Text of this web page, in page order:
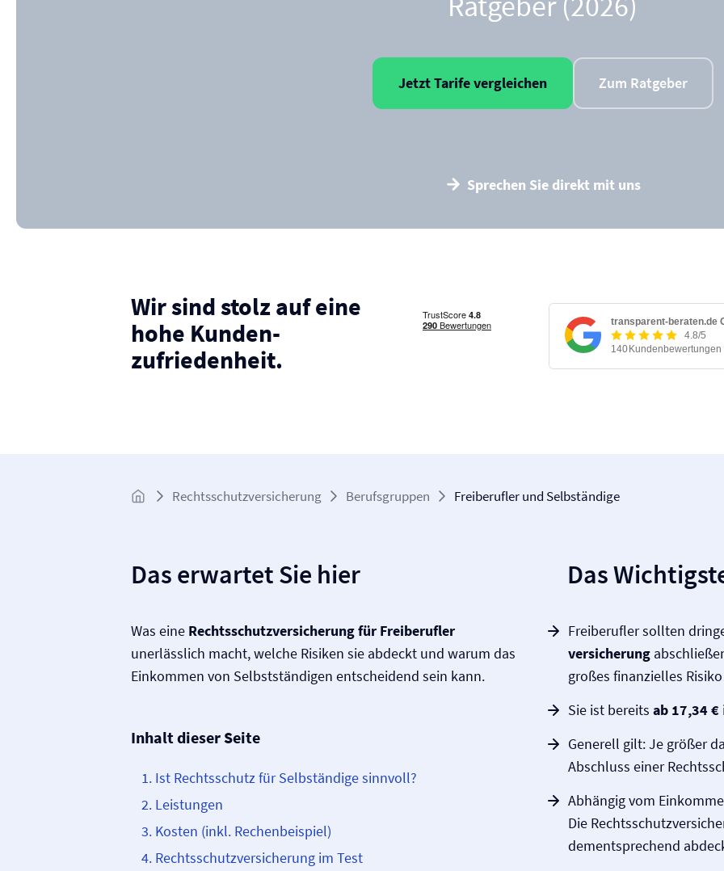
Jetzt Tarife vergleichen Zum Ratgeber
Sprechen Sie direkt mit uns
Wir sind stolz auf eine
hohe Kunden­
zufriedenheit.
Rechtsschutz­­versicherung Berufsgruppen Freiberufler und Selbständige
Das erwartet Sie hier
Was eine Rechtsschutz­versicherung für Freiberufler
unerlässlich macht, welche Risiken sie abdeckt und warum das
Einkommen von Selbstständigen entscheidend sein kann.
Inhalt dieser Seite
Ist Rechtsschutz für Selbständige sinnvoll?
Leistungen
Kosten (inkl. Rechenbeispiel)
Rechtsschutz­­versicherung im Test
Das
Freiberufler sollten
versicherung
großes finanzielles
Sie ist bereits ab 17,34 €
Generell gilt: Je größer
Abschluss einer
Abhängig vom
Die
dementsprechend